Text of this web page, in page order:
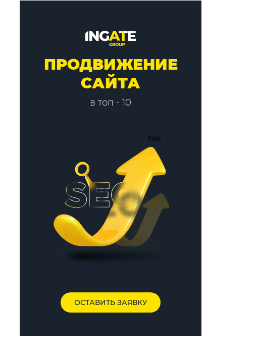
ПРОДВИЖЕНИЕ
САЙТА
в топ - 10
ОСТАВИТЬ ЗАЯВКУ